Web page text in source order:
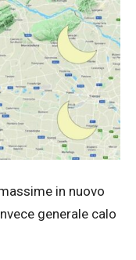
in nuovo
generale calo